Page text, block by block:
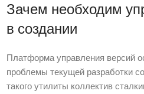
Зачем необходим
в создании
Платформа управления версий
проблемы текущей разработки
такого утилиты коллектив